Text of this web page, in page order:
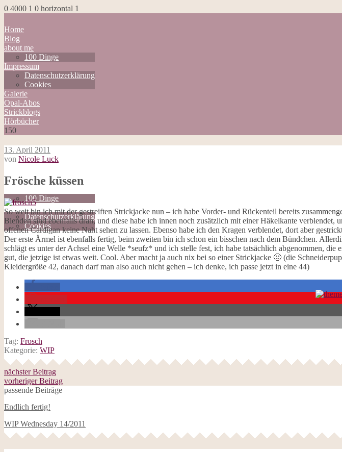
0 4000 1 0 horizontal 1
Home
Blog
about me
100 Dinge
Impressum
Datenschutzerklärung
Cookies
Galerie
Opal-Abos
Strickblogs
Hörbücher
150
Blog
100 Dinge
Impressum
Datenschutzerklärung
Cookies
Galerie
Opal-Abos
Strickblogs
Hörbücher
13. April 2011
von Nicole Luck
Frösche küssen
So weit bin ich mit der gestreiften Strickjacke nun – ich habe Vorder- und Rückenteil bereits
Blenden sind ebenfalls dran, und diese habe ich innen noch zusätzlich mit einer Häkelkante verblendet,
offenen Cardigan keine Naht sehen zu lassen. Ebenso habe ich den Kragen verblendet, dort aber
Der erste Ärmel ist ebenfalls fertig, beim zweiten bin ich schon ein bisschen nach dem Bündchen.
schlägt es unter der Achsel eine Welle *seufz* und ich stelle fest, ich habe tatsächlich abgenommen, die
gut, die jetzige ist etwas weit. Cool. Aber macht ja auch nix bei so einer Strickjacke 🙂 (die
Kleidergröße 42, danach darf man also auch nicht gehen – ich denke, ich passe jetzt in eine 44)
Tag: Frosch
Kategorie: WIP
nächster Beitrag
vorheriger Beitrag
passende Beiträge
Endlich fertig!
WIP Wednesday 14/2011